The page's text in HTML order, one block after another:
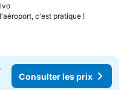
c'est pratique !
Consulter les prix